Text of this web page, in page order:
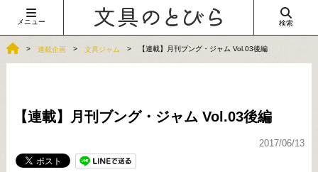
メニュー 検索
連載企画 文具ジャム 【連載】月刊ブング・ジャム Vol.03後編
【連載】月刊ブング・ジャム Vol.03後編
2017/06/13